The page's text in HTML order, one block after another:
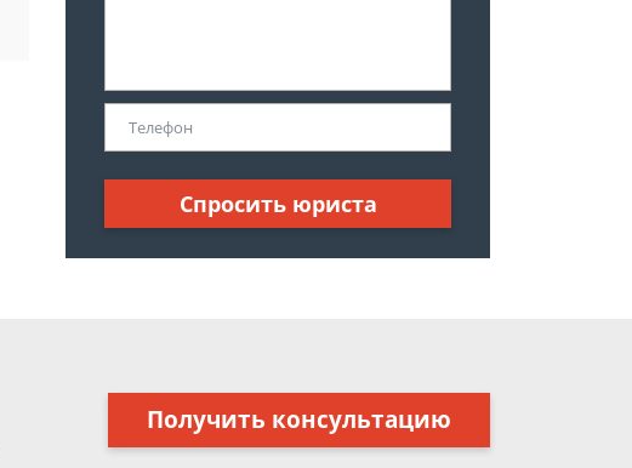
Спросить юриста
Получить консультацию